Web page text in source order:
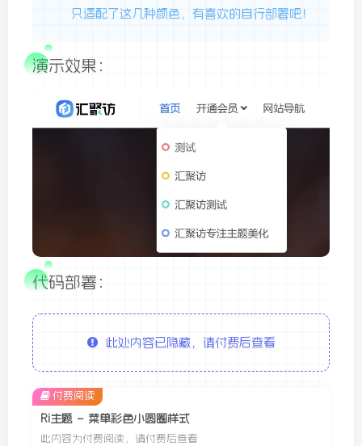
只适配了这几种颜色，有喜欢的自行部署吧！
演示效果：
代码部署：
此处内容已隐藏，请付费后查看
Ri主题 – 菜单彩色小圆圈样式
此内容为付费阅读，请付费后查看
付费阅读